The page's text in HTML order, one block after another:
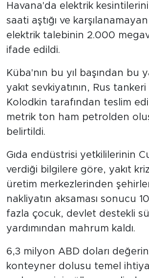
Havana'da elektrik
saati aştığı ve
elektrik talebinin 2.000
ifade edildi.
Küba'nın bu yıl başından bu
yakıt sevkiyatının, Rus
Kolodkin tarafından teslim
metrik ton ham petrolden
belirtildi.
Gıda endüstrisi yetkililerinin
verdiği bilgilere göre, yakıt
üretim merkezlerinden
nakliyatın aksaması sonucu
fazla çocuk, devlet destekli
yardımından mahrum kaldı.
6,3 milyon ABD doları
konteyner dolusu temel